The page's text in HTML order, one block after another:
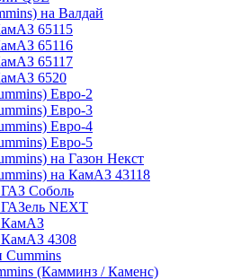
на Валдай
65115
65116
65117
6520
Евро-2
Евро-3
Евро-4
Евро-5
на Газон Некст
на КамАЗ 43118
Соболь
NEXT
КамАЗ
4308
Cummins
(Камминз / Каменс)